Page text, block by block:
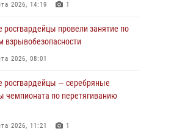
2026, 14:19 1
росгвардейцы провели занятие по
взрывобезопасности
2026, 08:01
росгвардейцы — серебряные
чемпионата по перетягиванию
2026, 11:21 1